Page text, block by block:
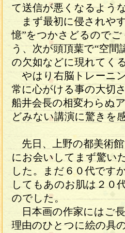
て送信が悪くなるよう
まず最初に侵されや
憶”をつかさどるので
う、次が頭頂葉で“空間
の欠如などに現れてく
やはり右脳トレーニ
常に心がける事の大切
船井会長の相変わらぬ
どみない講演に驚きを
先日、上野の都美術
にお会いしてまず驚い
した。まだ６０代です
してもあのお肌は２０
のでした。
日本画の作家にはご
理由のひとつに絵の具